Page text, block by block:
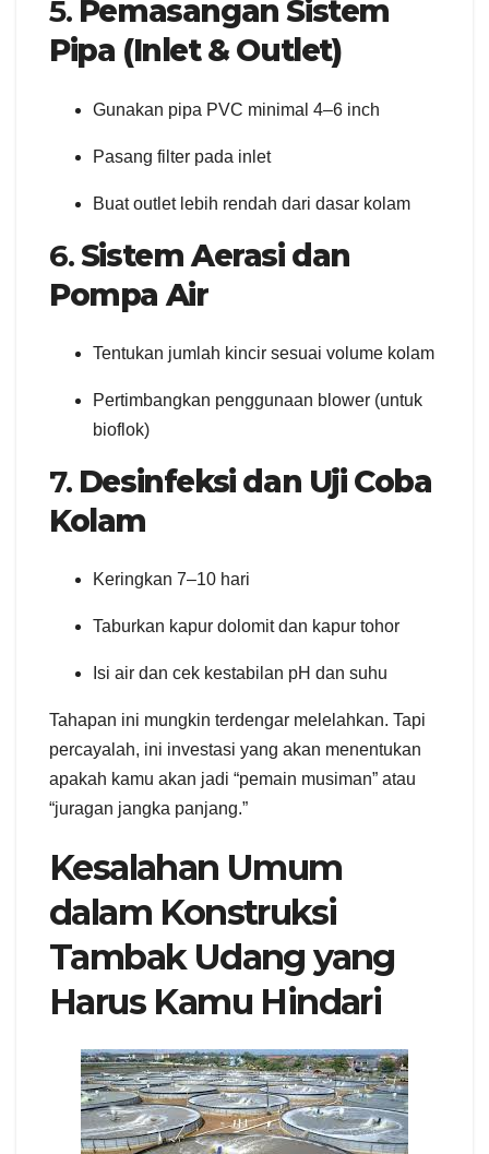
5. Pemasangan Sistem
Pipa (Inlet & Outlet)
Gunakan pipa PVC minimal 4–6 inch
Pasang filter pada inlet
Buat outlet lebih rendah dari dasar kolam
6.Sistem Aerasi dan
Pompa Air
Tentukan jumlah kincir sesuai volume kolam
Pertimbangkan penggunaan blower (untuk
bioflok)
7. Desinfeksi dan Uji Coba
Kolam
Keringkan 7–10 hari
Taburkan kapur dolomit dan kapur tohor
Isi air dan cek kestabilan pH dan suhu
Tahapan ini mungkin terdengar melelahkan. Tapi
percayalah, ini investasi yang akan menentukan
apakah kamu akan jadi “pemain musiman” atau
“juragan jangka panjang.”
Kesalahan Umum
dalam Konstruksi
Tambak Udang yang
Harus Kamu Hindari